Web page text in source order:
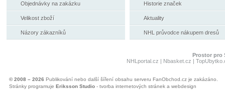
Objednávky na zakázku
Velikost zboží
Názory zákazníků
Historie značek
Aktuality
NHL průvodce nákupem dresů
Prostor pro
NHLportal.cz | Nbasket.cz |
© 2008 – 2026 Publikování nebo další šíření obsahu serveru FanObchod.cz je zakázáno.
Stránky programuje Eriksson Studio - tvorba internetových stránek a webdesign